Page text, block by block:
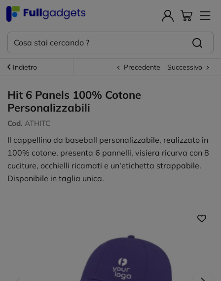
Indietro Precedente Successivo
Hit 6 Panels 100% Cotone
Personalizzabili
Cod. ATHITC
Il cappellino da baseball personalizzabile, realizzato in
100% cotone, presenta 6 pannelli, visiera ricurva con 8
cuciture, occhielli ricamati e un'etichetta strappabile.
Disponibile in taglia unica.